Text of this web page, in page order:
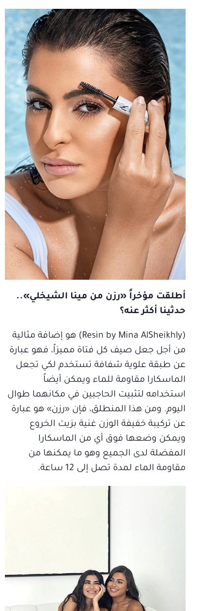
أطلقت مؤخراً «رزن من مينا الشيخلي»..
حدثينا أكثر عنه؟
(Resin by Mina AlSheikhly) هو إضافة مثالية
من أجل جعل صيف كل فتاة مميزاً، فهو عبارة
عن طبقة علوية شفافة تستخدم لكي تجعل
الماسكارا مقاومة للماء ويمكن أيضاً
استخدامه لتثبيت الحاجبين في مكانهما طوال
اليوم. ومن هذا المنطلق، فإن «رزن» هو عبارة
عن تركيبة خفيفة الوزن غنية بزيت الخروع
ويمكن وضعها فوق أي من الماسكارا
المفضلة لدى الجميع وهو ما يمكنها من
مقاومة الماء لمدة تصل إلى 12 ساعة.